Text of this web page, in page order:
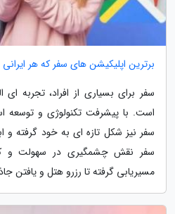
برترین اپلیکیشن های سفر که هر
سفر برای بسیاری از افراد، تجربه
است. با پیشرفت تکنولوژی و توسعه
سفر نیز شکل تازه ای به خود گرفته و
سفر نقش چشمگیری در سهولت و
مسیریابی گرفته تا رزرو هتل و یافتن